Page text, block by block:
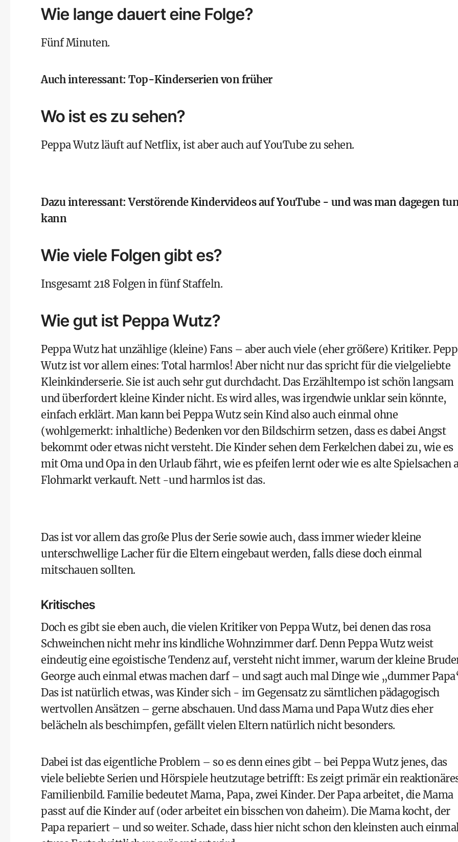
Wie lange dauert eine Folge?
Fünf Minuten.
Auch interessant: Top-Kinderserien von früher
Wo ist es zu sehen?
Peppa Wutz läuft auf Netflix, ist aber auch auf YouTube zu sehen.
Dazu interessant:Verstörende Kindervideos auf YouTube - und was man dagegen
kann
Wie viele Folgen gibt es?
Insgesamt 218 Folgen in fünf Staffeln.
Wie gut ist Peppa Wutz?
Peppa Wutz hat unzählige (kleine) Fans – aber auch viele (eher größere) Kritiker.
Wutz ist vor allem eines: Total harmlos! Aber nicht nur das spricht für die vielgeliebte
Kleinkinderserie. Sie ist auch sehr gut durchdacht. Das Erzähltempo ist schön langsam
und überfordert kleine Kinder nicht. Es wird alles, was irgendwie unklar sein könnte,
einfach erklärt. Man kann bei Peppa Wutz sein Kind also auch einmal ohne
(wohlgemerkt: inhaltliche) Bedenken vor den Bildschirm setzen, dass es dabei Angst
bekommt oder etwas nicht versteht. Die Kinder sehen dem Ferkelchen dabei zu, wie es
mit Oma und Opa in den Urlaub fährt, wie es pfeifen lernt oder wie es alte Spielsachen
Flohmarkt verkauft. Nett -und harmlos ist das.
Das ist vor allem das große Plus der Serie sowie auch, dass immer wieder kleine
unterschwellige Lacher für die Eltern eingebaut werden, falls diese doch einmal
mitschauen sollten.
Kritisches
Doch es gibt sie eben auch, die vielen Kritiker von Peppa Wutz, bei denen das rosa
Schweinchen nicht mehr ins kindliche Wohnzimmer darf. Denn Peppa Wutz weist
eindeutig eine egoistische Tendenz auf, versteht nicht immer, warum der kleine
George auch einmal etwas machen darf – und sagt auch mal Dinge wie „dummer
Das ist natürlich etwas, was Kinder sich - im Gegensatz zu sämtlichen pädagogisch
wertvollen Ansätzen – gerne abschauen. Und dass Mama und Papa Wutz dies eher
belächeln als beschimpfen, gefällt vielen Eltern natürlich nicht besonders.
Dabei ist das eigentliche Problem – so es denn eines gibt – bei Peppa Wutz jenes, das
viele beliebte Serien und Hörspiele heutzutage betrifft: Es zeigt primär ein
Familienbild. Familie bedeutet Mama, Papa, zwei Kinder. Der Papa arbeitet, die Mama
passt auf die Kinder auf (oder arbeitet ein bisschen von daheim). Die Mama kocht, der
Papa repariert – und so weiter. Schade, dass hier nicht schon den kleinsten auch